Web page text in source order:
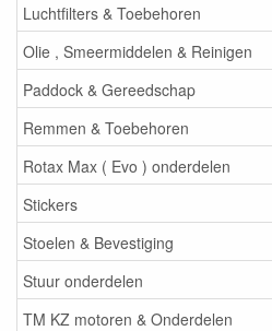
Luchtfilters & Toebehoren
Olie , Smeermiddelen & Reinigen
Paddock & Gereedschap
Remmen & Toebehoren
Rotax Max ( Evo ) onderdelen
Stickers
Stoelen & Bevestiging
Stuur onderdelen
TM KZ motoren & Onderdelen